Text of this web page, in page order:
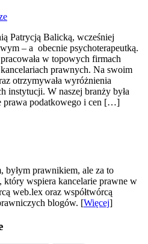
Patrycją Balicką, wcześniej
– a obecnie psychoterapeutką.
w topowych firmach
prawnych. Na swoim
otrzymywała wyróżnienia
instytucji. W naszej branży była
prawa podatkowego i cen […]
byłym prawnikiem, ale za to
który wspiera kancelarie prawne w
web.lex oraz współtwórcą
blogów. [Więcej]